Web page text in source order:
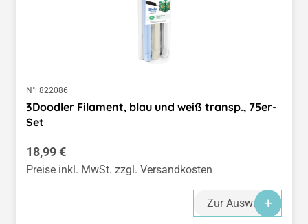
N°: 822086
3Doodler Filament, blau und weiß transp., 75er-
Set
Regulärer Preis:
18,99 €
Preise inkl. MwSt. zzgl. Versandkosten
Zur Auswahl